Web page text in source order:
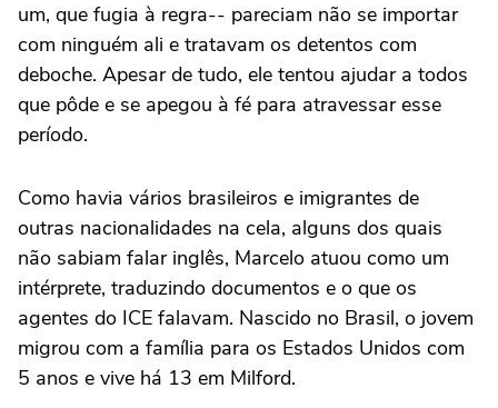
um, que fugia à regra-- pareciam não se importar
com ninguém ali e tratavam os detentos com
deboche. Apesar de tudo, ele tentou ajudar a todos
que pôde e se apegou à fé para atravessar esse
período.
Como havia vários brasileiros e imigrantes de
outras nacionalidades na cela, alguns dos quais
não sabiam falar inglês, Marcelo atuou como um
intérprete, traduzindo documentos e o que os
agentes do ICE falavam. Nascido no Brasil, o jovem
migrou com a família para os Estados Unidos com
5 anos e vive há 13 em Milford.